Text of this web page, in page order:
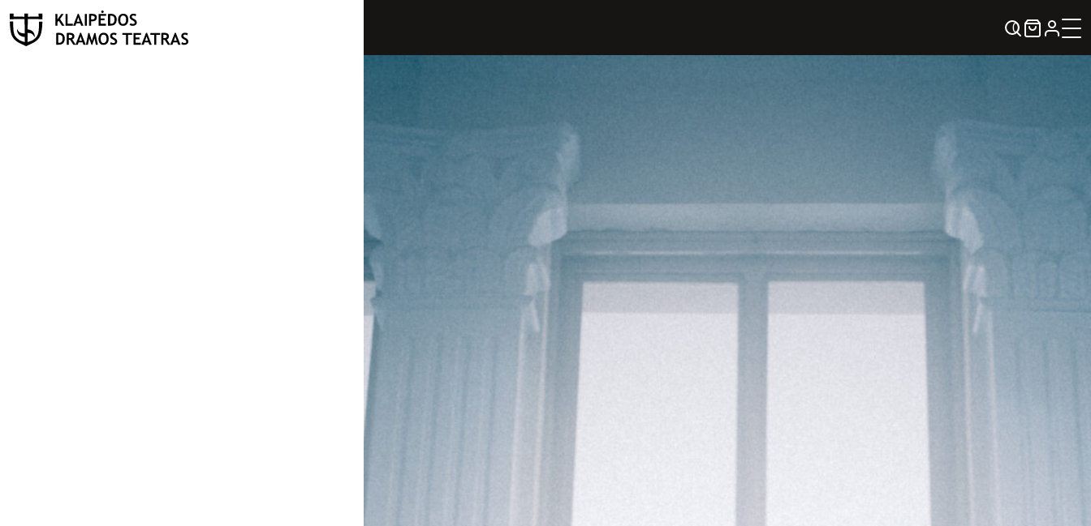
0
DOVANŲ KUPONAS
BILIETAI IR NUOLAIDOS
INFORMACIJA ASMENIMS SU
KAVINĖ „DRAMA-CHA-CHA”
KONTAKTAI
PARTNERIAI
TEATRO KASA